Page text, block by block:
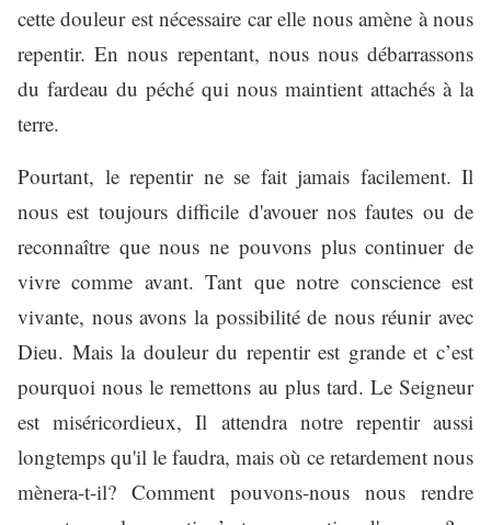
cette douleur est nécessaire car elle nous amène à nous
repentir. En nous repentant, nous nous débarrassons
du fardeau du péché qui nous maintient attachés à la
terre.
Pourtant, le repentir ne se fait jamais facilement. Il
nous est toujours difficile d'avouer nos fautes ou de
reconnaître que nous ne pouvons plus continuer de
vivre comme avant. Tant que notre conscience est
vivante, nous avons la possibilité de nous réunir avec
Dieu. Mais la douleur du repentir est grande et c’est
pourquoi nous le remettons au plus tard. Le Seigneur
est miséricordieux, Il attendra notre repentir aussi
longtemps qu'il le faudra, mais où ce retardement nous
mènera-t-il? Comment pouvons-nous nous rendre